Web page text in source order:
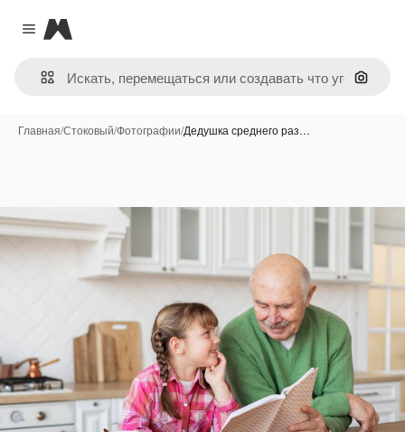
Close menu
Magnific
Поиск
Главная/Стоковый/Фотографии/Дедушка среднего раз…